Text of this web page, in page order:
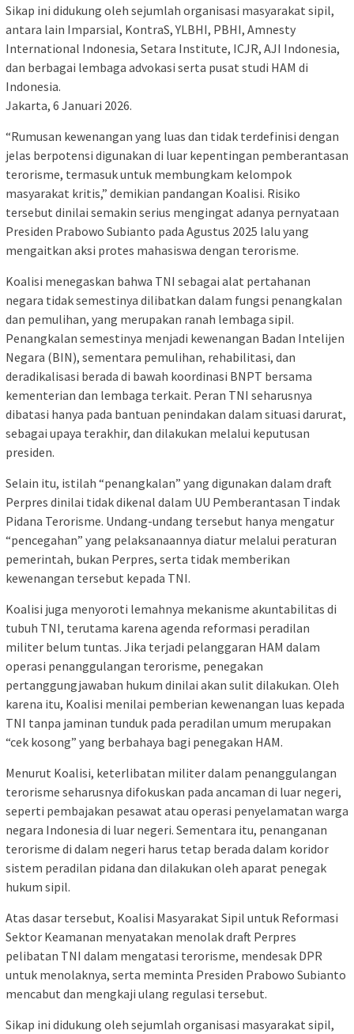
Sikap ini didukung oleh sejumlah organisasi masyarakat sipil,
antara lain Imparsial, KontraS, YLBHI, PBHI, Amnesty
International Indonesia, Setara Institute, ICJR, AJI Indonesia,
dan berbagai lembaga advokasi serta pusat studi HAM di
Indonesia.
Jakarta, 6 Januari 2026.
“Rumusan kewenangan yang luas dan tidak terdefinisi dengan
jelas berpotensi digunakan di luar kepentingan pemberantasan
terorisme, termasuk untuk membungkam kelompok
masyarakat kritis,” demikian pandangan Koalisi. Risiko
tersebut dinilai semakin serius mengingat adanya pernyataan
Presiden Prabowo Subianto pada Agustus 2025 lalu yang
mengaitkan aksi protes mahasiswa dengan terorisme.
Koalisi menegaskan bahwa TNI sebagai alat pertahanan
negara tidak semestinya dilibatkan dalam fungsi penangkalan
dan pemulihan, yang merupakan ranah lembaga sipil.
Penangkalan semestinya menjadi kewenangan Badan Intelijen
Negara (BIN), sementara pemulihan, rehabilitasi, dan
deradikalisasi berada di bawah koordinasi BNPT bersama
kementerian dan lembaga terkait. Peran TNI seharusnya
dibatasi hanya pada bantuan penindakan dalam situasi darurat,
sebagai upaya terakhir, dan dilakukan melalui keputusan
presiden.
Selain itu, istilah “penangkalan” yang digunakan dalam draft
Perpres dinilai tidak dikenal dalam UU Pemberantasan Tindak
Pidana Terorisme. Undang-undang tersebut hanya mengatur
“pencegahan” yang pelaksanaannya diatur melalui peraturan
pemerintah, bukan Perpres, serta tidak memberikan
kewenangan tersebut kepada TNI.
Koalisi juga menyoroti lemahnya mekanisme akuntabilitas di
tubuh TNI, terutama karena agenda reformasi peradilan
militer belum tuntas. Jika terjadi pelanggaran HAM dalam
operasi penanggulangan terorisme, penegakan
pertanggungjawaban hukum dinilai akan sulit dilakukan. Oleh
karena itu, Koalisi menilai pemberian kewenangan luas kepada
TNI tanpa jaminan tunduk pada peradilan umum merupakan
“cek kosong” yang berbahaya bagi penegakan HAM.
Menurut Koalisi, keterlibatan militer dalam penanggulangan
terorisme seharusnya difokuskan pada ancaman di luar negeri,
seperti pembajakan pesawat atau operasi penyelamatan warga
negara Indonesia di luar negeri. Sementara itu, penanganan
terorisme di dalam negeri harus tetap berada dalam koridor
sistem peradilan pidana dan dilakukan oleh aparat penegak
hukum sipil.
Atas dasar tersebut, Koalisi Masyarakat Sipil untuk Reformasi
Sektor Keamanan menyatakan menolak draft Perpres
pelibatan TNI dalam mengatasi terorisme, mendesak DPR
untuk menolaknya, serta meminta Presiden Prabowo Subianto
mencabut dan mengkaji ulang regulasi tersebut.
Sikap ini didukung oleh sejumlah organisasi masyarakat sipil,